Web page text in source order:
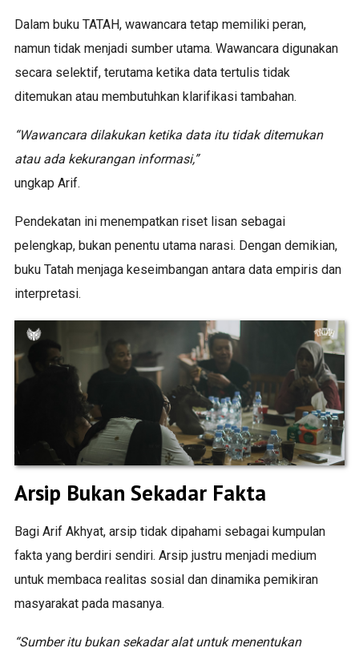
Dalam buku TATAH, wawancara tetap memiliki peran,
namun tidak menjadi sumber utama. Wawancara digunakan
secara selektif, terutama ketika data tertulis tidak
ditemukan atau membutuhkan klarifikasi tambahan.
“Wawancara dilakukan ketika data itu tidak ditemukan
atau ada kekurangan informasi,”
ungkap Arif.
Pendekatan ini menempatkan riset lisan sebagai
pelengkap, bukan penentu utama narasi. Dengan demikian,
buku Tatah menjaga keseimbangan antara data empiris dan
interpretasi.
Arsip Bukan Sekadar Fakta
Bagi Arif Akhyat, arsip tidak dipahami sebagai kumpulan
fakta yang berdiri sendiri. Arsip justru menjadi medium
untuk membaca realitas sosial dan dinamika pemikiran
masyarakat pada masanya.
“Sumber itu bukan sekadar alat untuk menentukan